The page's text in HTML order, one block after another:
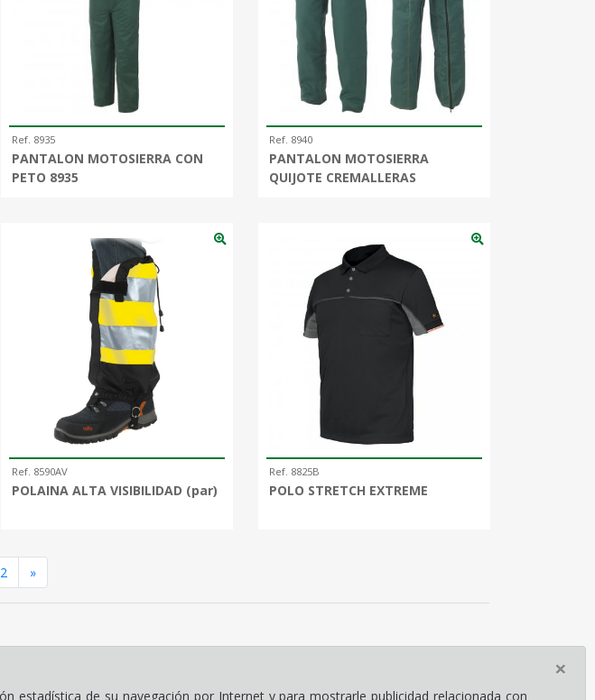
estadística de su navegación por Internet y para mostrarle publicidad relacionada con
×
Ref. 8935
PANTALON MOTOSIERRA CON
PETO 8935
Ref. 8940
PANTALON MOTOSIERRA
QUIJOTE CREMALLERAS
Ref. 8590AV
POLAINA ALTA VISIBILIDAD (par)
Ref. 8825B
POLO STRETCH EXTREME
2 »Siguiente